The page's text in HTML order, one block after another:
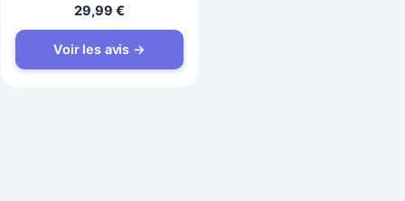
4.6
sur 5
29,99 €
Voir les avis →